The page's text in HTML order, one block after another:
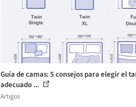
Guía de camas: 5 consejos para elegir el
adecuado ...
Artigos